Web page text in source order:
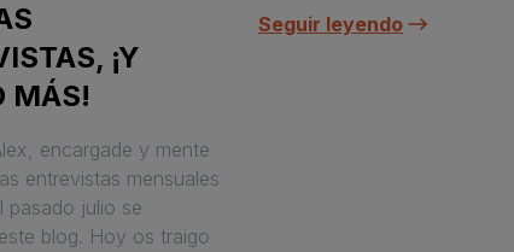
¡Y
MÁS!
encargade y mente
entrevistas mensuales
pasado julio se
blog. Hoy os traigo
Seguir leyendo